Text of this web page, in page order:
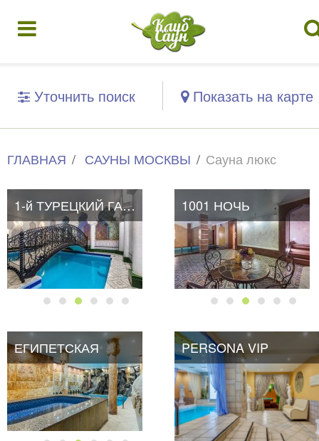
Уточнить поиск Показать на карте
ГЛАВНАЯ САУНЫ МОСКВЫ Сауна люкс
1-й ТУРЕЦКИЙ ГАМБИТ 1001 НОЧЬ
ЕГИПЕТСКАЯ PERSONA VIP